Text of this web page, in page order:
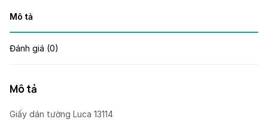
Mô tả
Đánh giá (0)
Mô tả
Giấy dán tường Luca 13114